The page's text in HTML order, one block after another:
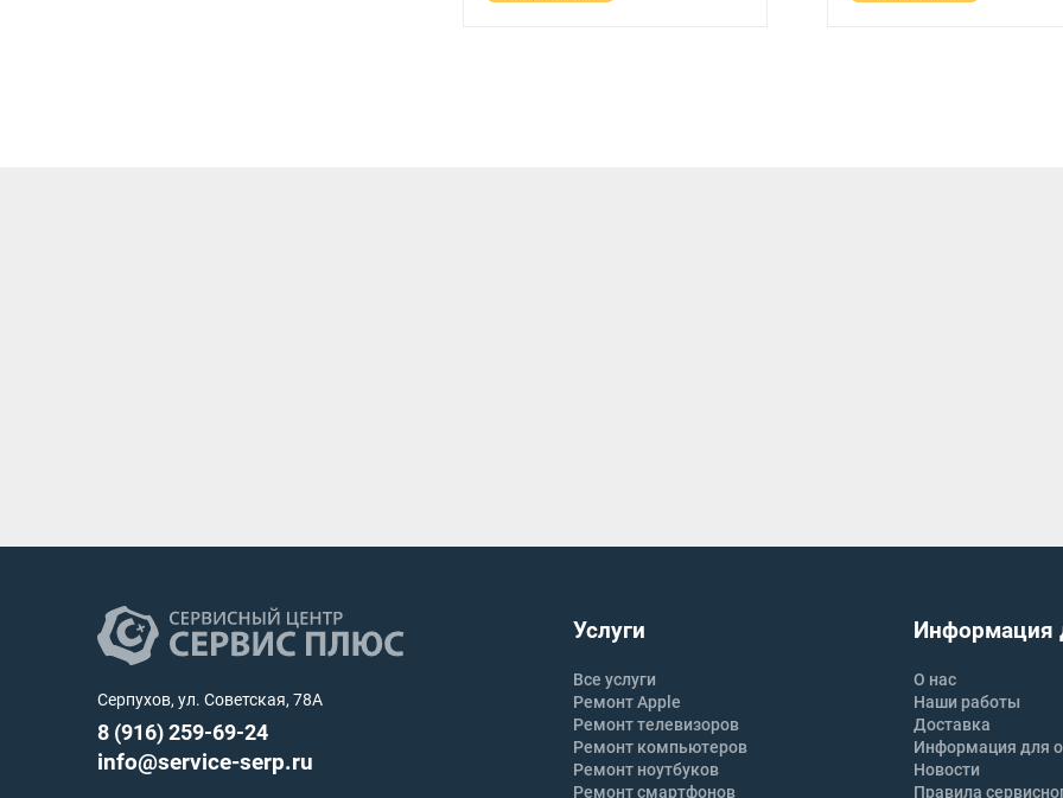
Серпухов, ул. Советская, 78А
8 (916) 259-69-24
info@service-serp.ru
Услуги
Все услуги
Ремонт Apple
Ремонт телевизоров
Ремонт компьютеров
Ремонт ноутбуков
Ремонт смартфонов
Информация
О нас
Наши работы
Доставка
Информация для
Новости
Правила